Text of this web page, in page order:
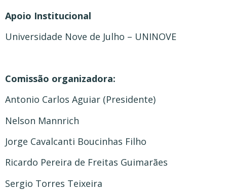
Apoio Institucional
Universidade Nove de Julho – UNINOVE
Comissão organizadora:
Antonio Carlos Aguiar (Presidente)
Nelson Mannrich
Jorge Cavalcanti Boucinhas Filho
Ricardo Pereira de Freitas Guimarães
Sergio Torres Teixeira